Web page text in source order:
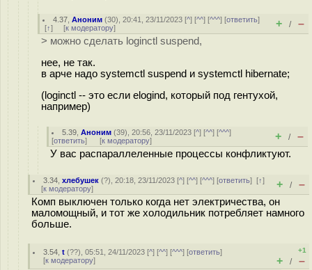
4.37 ,Аноним (30), 20:41, 23/11/2023 [^] [^^] [^^^] [ответить]
[↑] [к модератору] + / –
> можно сделать loginctl suspend,
нее, не так.
в арче надо systemctl suspend и systemctl hibernate;
(loginctl -- это если elogind, который под гентухой,
например)
5.39 ,Аноним (39), 20:56, 23/11/2023 [^] [^^] [^^^]
[ответить] [к модератору] + / –
У вас распараллеленные процессы конфликтуют.
3.34 ,хлебушек (?), 20:18, 23/11/2023 [^] [^^] [^^^] [ответить][↑]
[к модератору] + / –
Комп выключен только когда нет электричества, он
маломощный, и тот же холодильник потребляет намного
больше.
3.54 ,t (??), 05:51, 24/11/2023 [^] [^^] [^^^] [ответить]
[к модератору]
+1
+ / –